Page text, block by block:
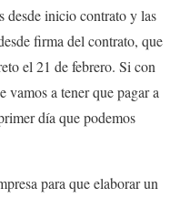
desde inicio contrato y las
firma del contrato, que
el 21 de febrero. Si con
vamos a tener que pagar a
día que podemos
para que elaborar un